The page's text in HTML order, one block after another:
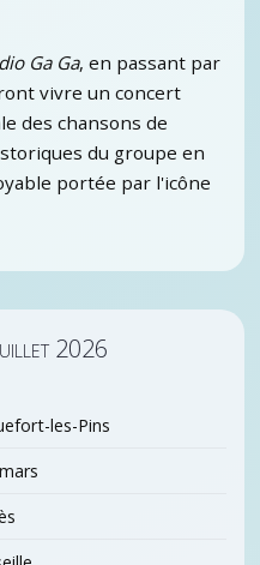
Ga Ga, en passant par
vivre un concert
des chansons de
du groupe en
portée par l'icône
2026
les-Pins